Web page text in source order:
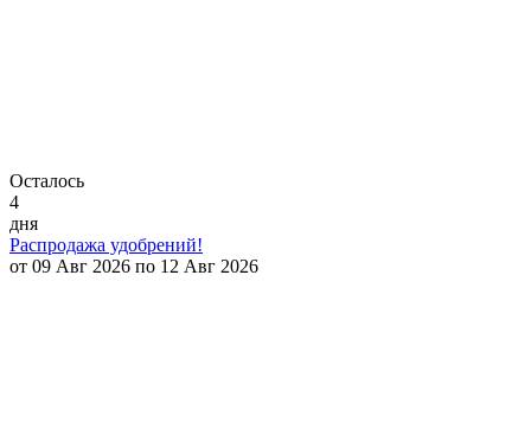
Осталось
4
дня
Распродажа удобрений!
от 09 Авг 2026 по 12 Авг 2026